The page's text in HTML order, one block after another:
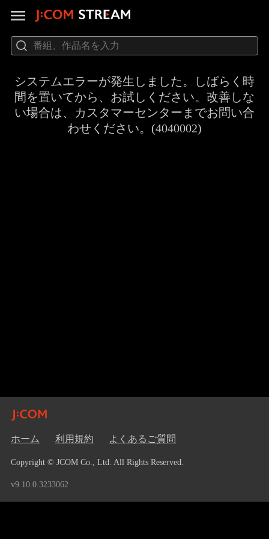
システムエラーが発生しました。しばらく時
間を置いてから、お試しください。改善しな
い場合は、カスタマーセンターまでお問い合
わせください。(4040002)
ホーム 利用規約 よくあるご質問
Copyright © JCOM Co., Ltd. All Rights Reserved.
v9.10.0.3233062